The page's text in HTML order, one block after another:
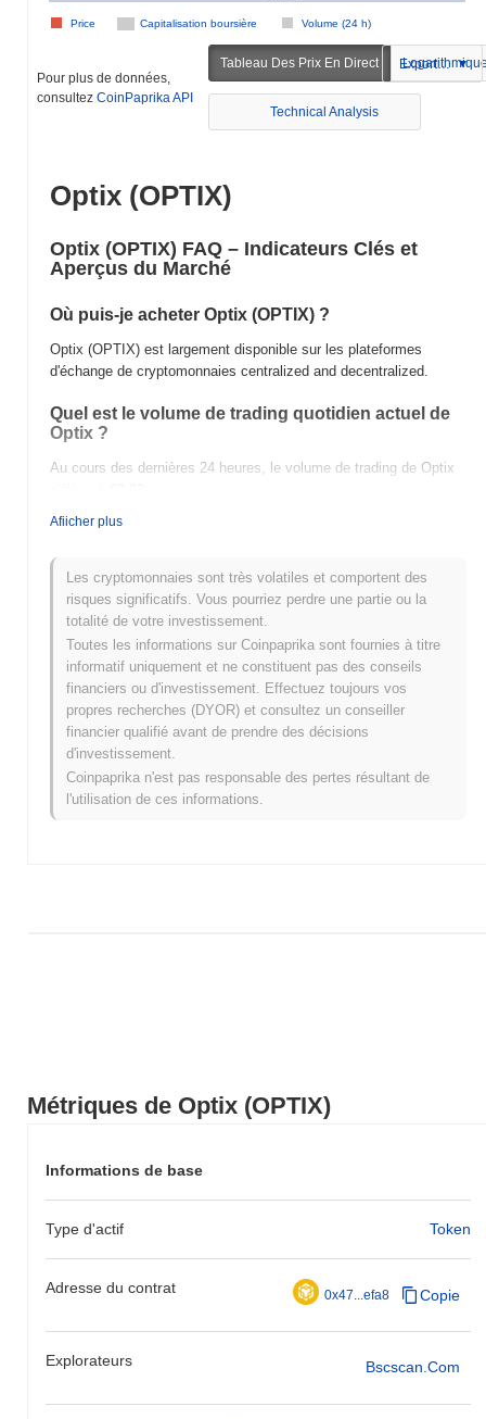
Métriques de Optix (OPTIX)
Informations de base
Type d'actif Token
Adresse du contrat 0x47...efa8 Copie
Explorateurs Bscscan.com
Capitalisation boursière Volume (24 h)
Price
Pour plus de données,
consultez CoinPaprika API
Tableau Des Prix En Direct Exportation
Technical Analysis
Optix (OPTIX)
Optix (OPTIX) FAQ – Indicateurs Clés et
Aperçus du Marché
Où puis-je acheter Optix (OPTIX) ?
Optix (OPTIX) est largement disponible sur les plateformes
d'échange de cryptomonnaies centralized and decentralized.
Quel est le volume de trading quotidien actuel de
Optix ?
Au cours des dernières 24 heures, le volume de trading de Optix
Quel est l'historique de la fourchette de prix de
Plus Haut Historique (ATH) :€0.0 11 973
Plus Bas Historique (ATL) :
€0.00
Optix se négocie actuellement~99.99%en dessous de son ATH .
Comment Optix performe-t-il par rapport au
marché crypto plus large ?
Au cours des 7 derniers jours, Optix a a gagné
le marché crypto global qui a affiché une baisse de0.64% . Cela
indique une performance solide de l'action des prix de OPTIX par
rapport à la dynamique du marché plus large.
Afiicher plus
Les cryptomonnaies sont très volatiles et comportent des
risques significatifs. Vous pourriez perdre une partie ou la
totalité de votre investissement.
Toutes les informations sur Coinpaprika sont fournies à titre
informatif uniquement et ne constituent pas des conseils
financiers ou d'investissement. Effectuez toujours vos
propres recherches (DYOR) et consultez un conseiller
financier qualifié avant de prendre des décisions
d'investissement.
Coinpaprika n'est pas responsable des pertes résultant de
l'utilisation de ces informations.